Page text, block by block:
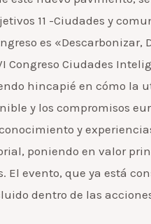
11 -Ciudades y
es
Congreso Ciudades
hincapié en cómo
y los compromisos
y
poniendo en valor
evento, que ya está
dentro de las